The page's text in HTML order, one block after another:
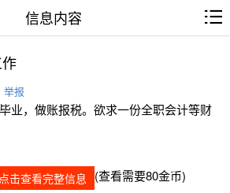
信息内容
举报
业，做账报税。欲求一份全职会计等财
点击查看完整信息 (查看需要80金币)